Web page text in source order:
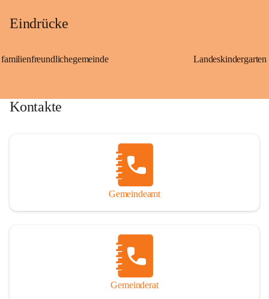
Eindrücke
familienfreundlichegemeinde
Kontakte
Gemeindeamt
Gemeinderat